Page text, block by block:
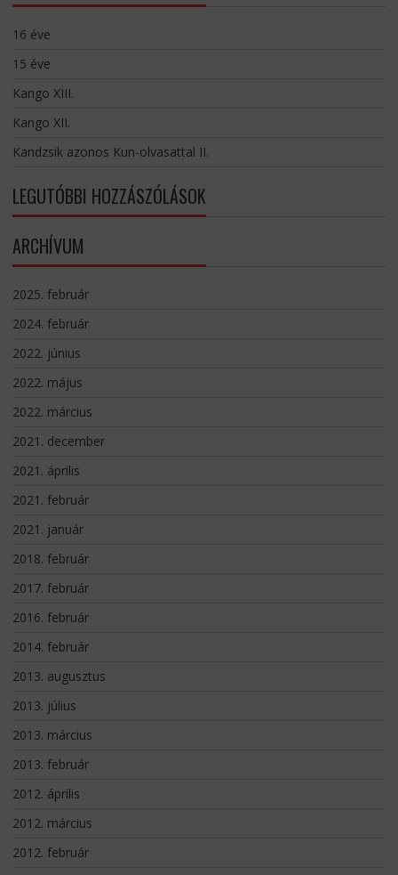
16 éve
15 éve
Kango XIII.
Kango XII.
Kandzsik azonos Kun-olvasattal II.
LEGUTÓBBI HOZZÁSZÓLÁSOK
ARCHÍVUM
2025. február
2024. február
2022. június
2022. május
2022. március
2021. december
2021. április
2021. február
2021. január
2018. február
2017. február
2016. február
2014. február
2013. augusztus
2013. július
2013. március
2013. február
2012. április
2012. március
2012. február